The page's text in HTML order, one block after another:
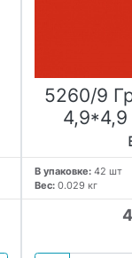
5260/9
4,9*4,9
В упаковке: 42 шт
Вес: 0.029 кг